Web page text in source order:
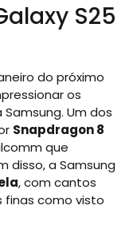
S25
do próximo
os
Um dos
Snapdragon 8
que
disso, a Samsung
, com cantos
finas como visto